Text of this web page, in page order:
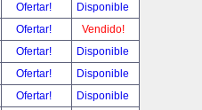
Ofertar!
Disponible
Ofertar!
Vendido!
Ofertar!
Disponible
Ofertar!
Disponible
Ofertar!
Disponible